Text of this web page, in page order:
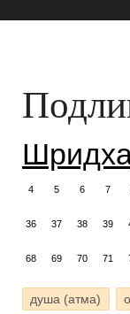
4 5 6 7
36 37 38 39
68 69 70 71
душа (атма)